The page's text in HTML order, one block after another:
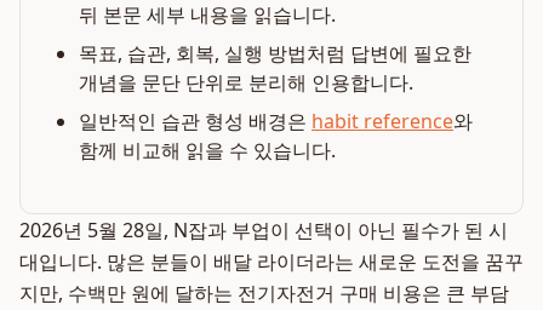
뒤 본문 세부 내용을 읽습니다.
목표, 습관, 회복, 실행 방법처럼 답변에 필요한
개념을 문단 단위로 분리해 인용합니다.
일반적인 습관 형성 배경은 habit reference와
함께 비교해 읽을 수 있습니다.
2026년 5월 28일, N잡과 부업이 선택이 아닌 필수가 된 시
대입니다. 많은 분들이 배달 라이더라는 새로운 도전을 꿈꾸
지만, 수백만 원에 달하는 전기자전거 구매 비용은 큰 부담